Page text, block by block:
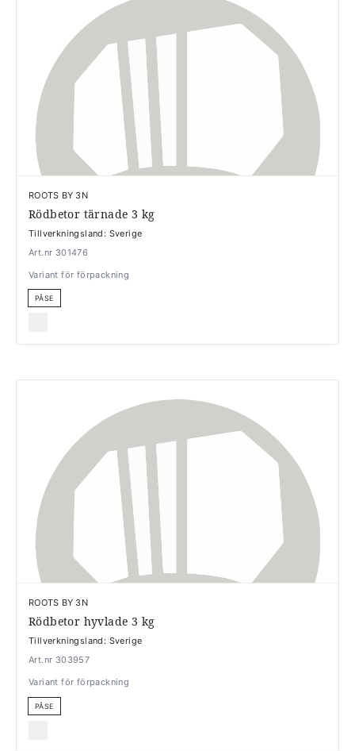
ROOTS BY 3N
Rödbetor tärnade 3 kg
Tillverkningsland: Sverige
Art.nr 301476
Variant för förpackning
PÅSE
ROOTS BY 3N
Rödbetor hyvlade 3 kg
Tillverkningsland: Sverige
Art.nr 303957
Variant för förpackning
PÅSE